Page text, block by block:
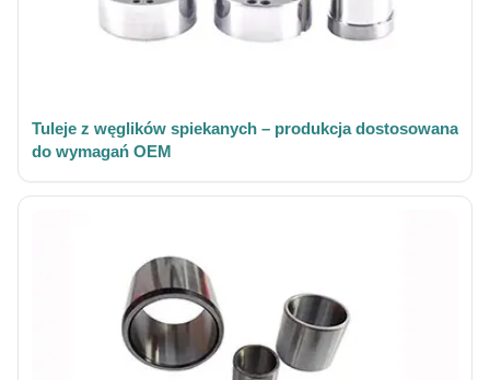
Tuleje z węglików spiekanych – produkcja dostosowana
do wymagań OEM